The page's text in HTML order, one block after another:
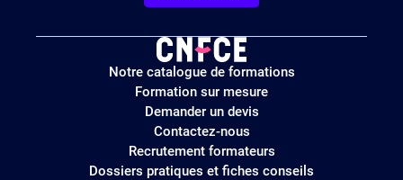
Logo
site
Notre catalogue de formations
Formation sur mesure
Demander un devis
Contactez-nous
Recrutement formateurs
Dossiers pratiques et fiches conseils